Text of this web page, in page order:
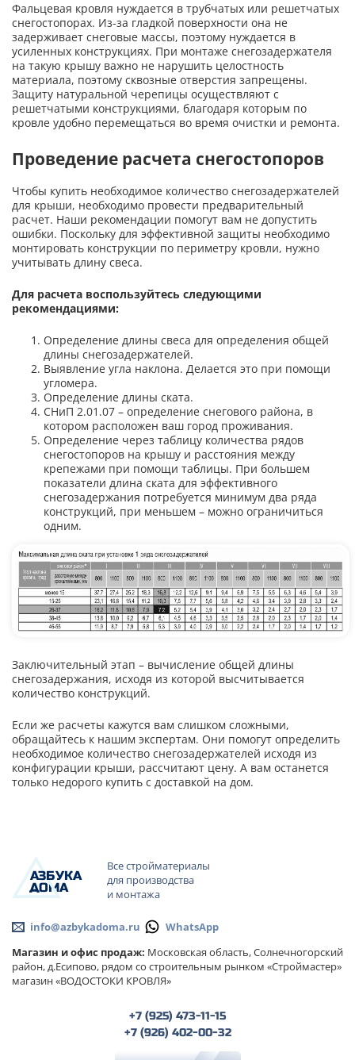
Фальцевая кровля нуждается в трубчатых или решетчатых
снегостопорах. Из-за гладкой поверхности она не
задерживает снеговые массы, поэтому нуждается в
усиленных конструкциях. При монтаже снегозадержателя
на такую крышу важно не нарушить целостность
материала, поэтому сквозные отверстия запрещены.
Защиту натуральной черепицы осуществляют с
решетчатыми конструкциями, благодаря которым по
кровле удобно перемещаться во время очистки и ремонта.
Проведение расчета снегостопоров
Чтобы купить необходимое количество снегозадержателей
для крыши, необходимо провести предварительный
расчет. Наши рекомендации помогут вам не допустить
ошибки. Поскольку для эффективной защиты необходимо
монтировать конструкции по периметру кровли, нужно
учитывать длину свеса.
Для расчета воспользуйтесь следующими
рекомендациями:
Определение длины свеса для определения общей
длины снегозадержателей.
Выявление угла наклона. Делается это при помощи
угломера.
Определение длины ската.
СНиП 2.01.07 – определение снегового района, в
котором расположен ваш город проживания.
Определение через таблицу количества рядов
снегостопоров на крышу и расстояния между
крепежами при помощи таблицы. При большем
показатели длина ската для эффективного
снегозадержания потребуется минимум два ряда
конструкций, при меньшем – можно ограничиться
одним.
Заключительный этап – вычисление общей длины
снегозадержания, исходя из которой высчитывается
количество конструкций.
Если же расчеты кажутся вам слишком сложными,
обращайтесь к нашим экспертам. Они помогут определить
необходимое количество снегозадержателей исходя из
конфигурации крыши, рассчитают цену. А вам останется
только недорого купить с доставкой на дом.
ОМА
АЗБУКА
Все стройматериалы
для производства
и монтажа
info@azbykadoma.ru
WhatsApp
Магазин и офис продаж: Московская область, Солнечногорский
район, д.Есипово, рядом со строительным рынком «Строймастер»
магазин «ВОДОСТОКИ КРОВЛЯ»
+7 (925) 473-11-15
+7 (926) 402-00-32